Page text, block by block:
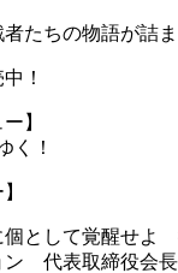
たちの物語が詰
！
く！
個として覚醒せよ
ン 代表取締役会